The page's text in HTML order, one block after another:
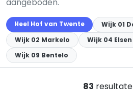
Heel Hof van Twente
Wijk 01
Wijk 02 Markelo
Wijk 04 Elsen
Wijk 09 Bentelo
83